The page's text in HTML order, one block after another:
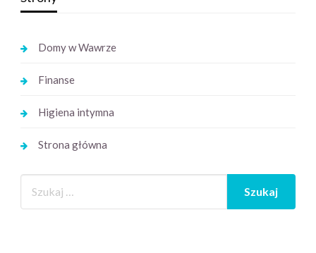
Domy w Wawrze
Finanse
Higiena intymna
Strona główna